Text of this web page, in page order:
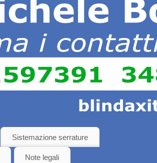
Sistemazione serrature
Note legali